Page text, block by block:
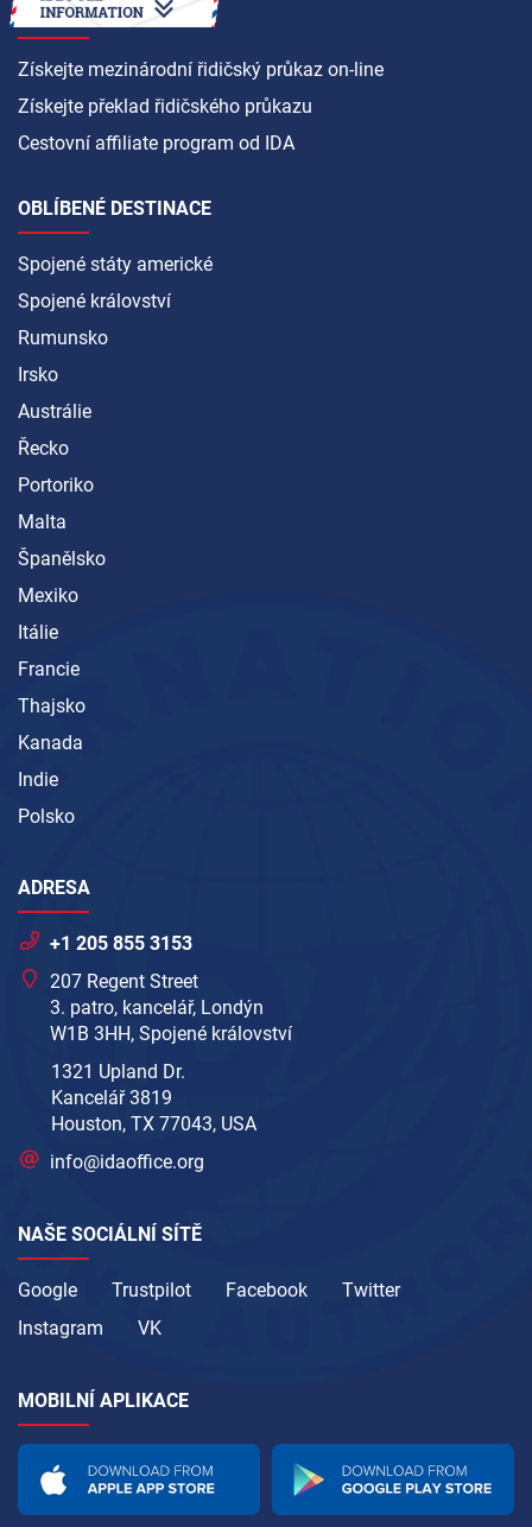
JAK NA TO
Získejte mezinárodní řidičský průkaz on-line
Získejte překlad řidičského průkazu
Cestovní affiliate program od IDA
OBLÍBENÉ DESTINACE
Spojené státy americké
Spojené království
Rumunsko
Irsko
Austrálie
Řecko
Portoriko
Malta
Španělsko
Mexiko
Itálie
Francie
Thajsko
Kanada
Indie
Polsko
ADRESA
+1 205 855 3153
207 Regent Street
3. patro, kancelář, Londýn
W1B 3HH, Spojené království
1321 Upland Dr.
Kancelář 3819
Houston, TX 77043, USA
info@idaoffice.org
NAŠE SOCIÁLNÍ SÍTĚ
Google Trustpilot Facebook
Twitter
Instagram
VK
MOBILNÍ APLIKACE